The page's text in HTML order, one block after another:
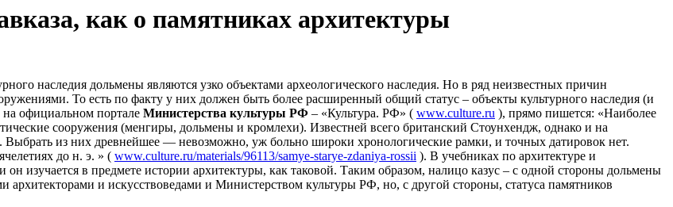
как о памятниках архитектуры
наследия дольмены являются узко объектами археологического наследия. Но в ряд неизвестных причин
То есть по факту у них должен быть более расширенный общий статус – объекты культурного наследия (и
официальном портале Министерства культуры РФ – «Культура. РФ» ( www.culture.ru ), прямо пишется: «Наиболее
сооружения (менгиры, дольмены и кромлехи). Известней всего британский Стоунхендж, однако и на
из них древнейшее — невозможно, уж больно широки хронологические рамки, и точных датировок нет.
до н. э. » ( www.culture.ru/materials/96113/samye-starye-zdaniya-rossii ). В учебниках по архитектуре и
изучается в предмете истории архитектуры, как таковой. Таким образом, налицо казус – с одной стороны дольмены
и искусствоведами и Министерством культуры РФ, но, с другой стороны, статуса памятников